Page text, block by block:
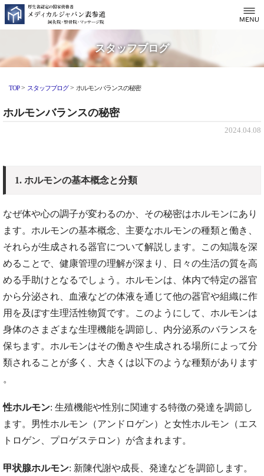
スタッフブログ
TOP> スタッフブログ> ホルモンバランスの秘密
ホルモンバランスの秘密
2024.04.08
1. ホルモンの基本概念と分類
なぜ体や心の調子が変わるのか、その秘密はホルモンにあり
ます。ホルモンの基本概念、主要なホルモンの種類と働き、
それらが生成される器官について解説します。この知識を深
めることで、健康管理の理解が深まり、日々の生活の質を高
める手助けとなるでしょう。ホルモンは、体内で特定の器官
から分泌され、血液などの体液を通じて他の器官や組織に作
用を及ぼす生理活性物質です。このようにして、ホルモンは
身体のさまざまな生理機能を調節し、内分泌系のバランスを
保ちます。ホルモンはその働きや生成される場所によって分
類されることが多く、大きくは以下のような種類があります​
。
性ホルモン: 生殖機能や性別に関連する特徴の発達を調節し
ます。男性ホルモン（アンドロゲン）と女性ホルモン（エス
トロゲン、プロゲステロン）が含まれます。
甲状腺ホルモン: 新陳代謝や成長、発達などを調節します。